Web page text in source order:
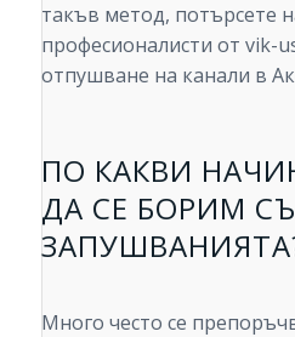
такъв метод, потърсете
професионалисти от vik-
отпушване на канали в
ПО КАКВИ
ДА СЕ БОРИМ
Много често се